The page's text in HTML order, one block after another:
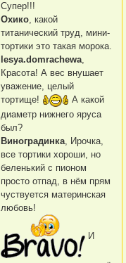
Супер!!!
Охико, какой
титанический труд, мини-
тортики это такая морока.
lesya.domrachewa,
Красота! А вес внушает
уважение, целый
тортище!
А какой
диаметр нижнего яруса
был?
Виноградинка , Ирочка,
все тортики хороши, но
беленький с пионом
просто отпад, в нём прям
чуствуется материнская
любовь!
И